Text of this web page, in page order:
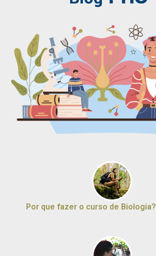
Por que fazer o curso de Biologia?